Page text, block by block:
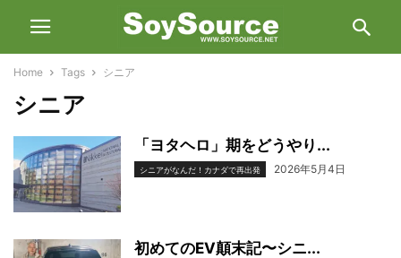
Home Tags シニア
シニア
「ヨタヘロ」期をどうやり...
シニアがなんだ！カナダで再出発 2026年5月4日
初めてのEV顛末記〜シニ...